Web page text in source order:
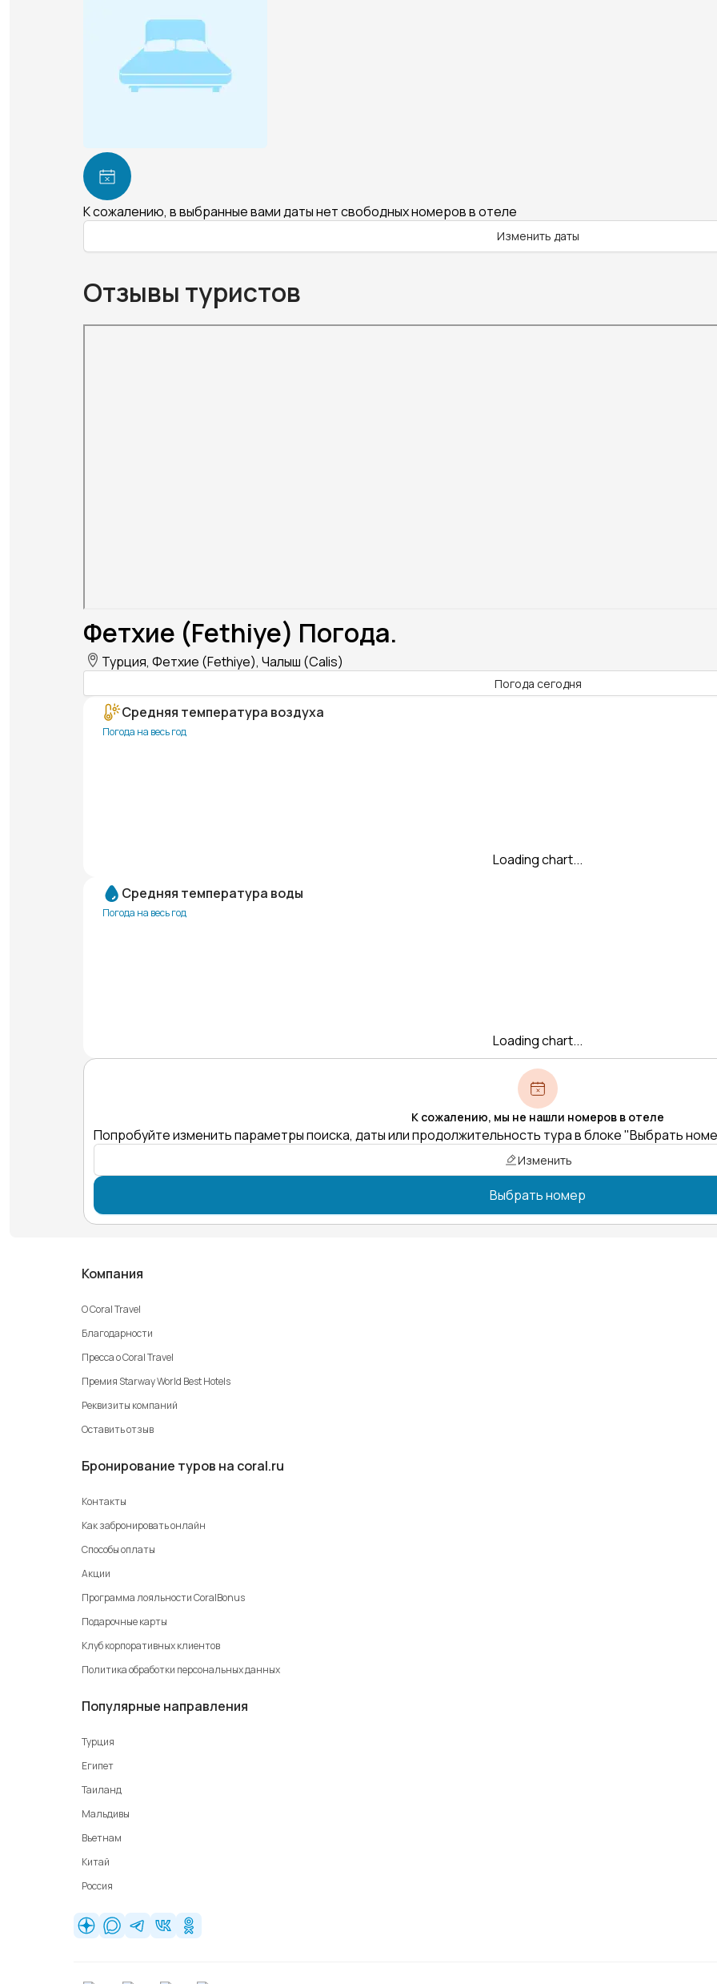
К сожалению, в выбранные вами даты нет свободных номеров в отеле
Изменить даты
Отзывы туристов
Фетхие (Fethiye) Погода.
Турция, Фетхие (Fethiye), Чалыш (Calis)
Погода сегодня
Средняя температура воздуха
Погода на весь год
Loading chart...
Средняя температура воды
Погода на весь год
Loading chart...
К сожалению, мы не нашли номеров в отеле
Попробуйте изменить параметры поиска, даты или продолжительность тура в блоке "Выбрать
Изменить
Выбрать номер
Компания
О Coral Travel
Благодарности
Пресса о Coral Travel
Премия Starway World Best Hotels
Реквизиты компаний
Оставить отзыв
Бронирование туров на coral.ru
Контакты
Как забронировать онлайн
Способы оплаты
Акции
Программа лояльности CoralBonus
Подарочные карты
Клуб корпоративных клиентов
Политика обработки персональных данных
Популярные направления
Турция
Египет
Таиланд
Мальдивы
Вьетнам
Китай
Россия